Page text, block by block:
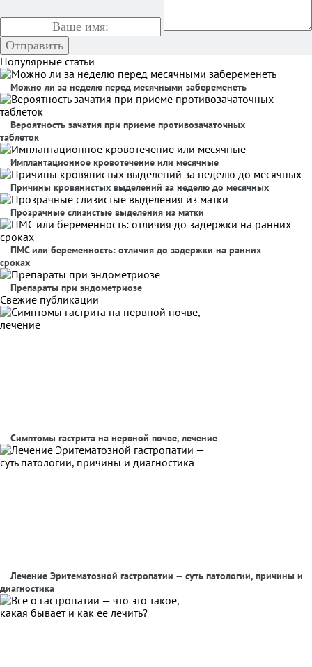
Популярные статьи
Можно ли за неделю перед месячными забеременеть
Вероятность зачатия при приеме противозачаточных
таблеток
Имплантационное кровотечение или месячные
Причины кровянистых выделений за неделю до месячных
Прозрачные слизистые выделения из матки
ПМС или беременность: отличия до задержки на ранних
сроках
Препараты при эндометриозе
Свежие публикации
Симптомы гастрита на нервной почве, лечение
Лечение Эритематозной гастропатии — суть патологии, причины и
диагностика